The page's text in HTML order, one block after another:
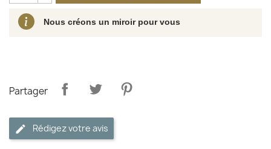
Nous créons un miroir pour vous
Partager
Rédigez votre avis